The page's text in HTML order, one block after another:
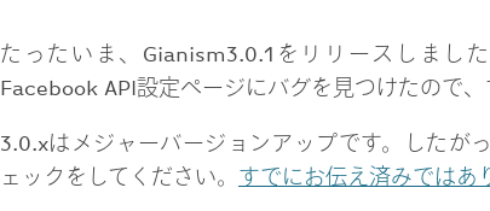
たったいま、Gianism3.0.1をリリースしまし
Facebook API設定ページにバグを見つけたので
3.0.xはメジャーバージョンアップです。したが
ェックをしてください。 すでにお伝え済みではあ